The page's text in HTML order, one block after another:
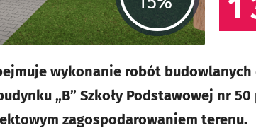
wykonanie robót
„B” Szkoły Podstawowej nr
zagospodarowaniem terenu.